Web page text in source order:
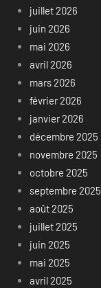
juillet 2026
juin 2026
mai 2026
avril 2026
mars 2026
février 2026
janvier 2026
décembre 2025
novembre 2025
octobre 2025
septembre 2025
août 2025
juillet 2025
juin 2025
mai 2025
avril 2025